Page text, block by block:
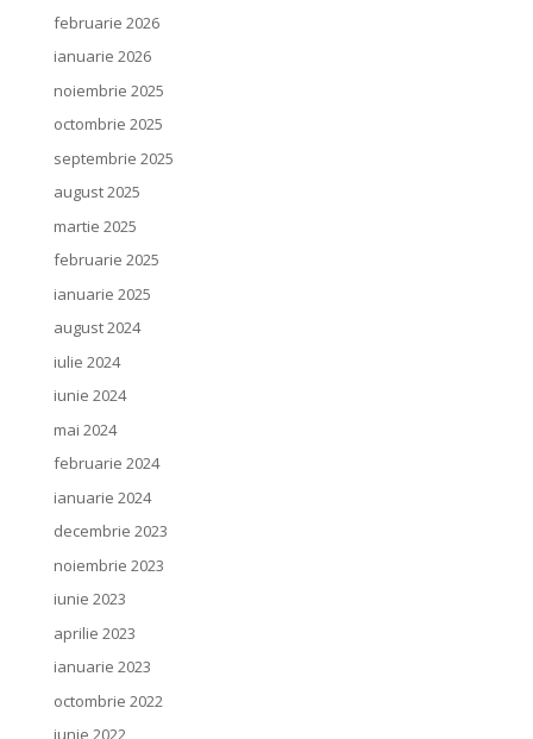
februarie 2026
ianuarie 2026
noiembrie 2025
octombrie 2025
septembrie 2025
august 2025
martie 2025
februarie 2025
ianuarie 2025
august 2024
iulie 2024
iunie 2024
mai 2024
februarie 2024
ianuarie 2024
decembrie 2023
noiembrie 2023
iunie 2023
aprilie 2023
ianuarie 2023
octombrie 2022
iunie 2022